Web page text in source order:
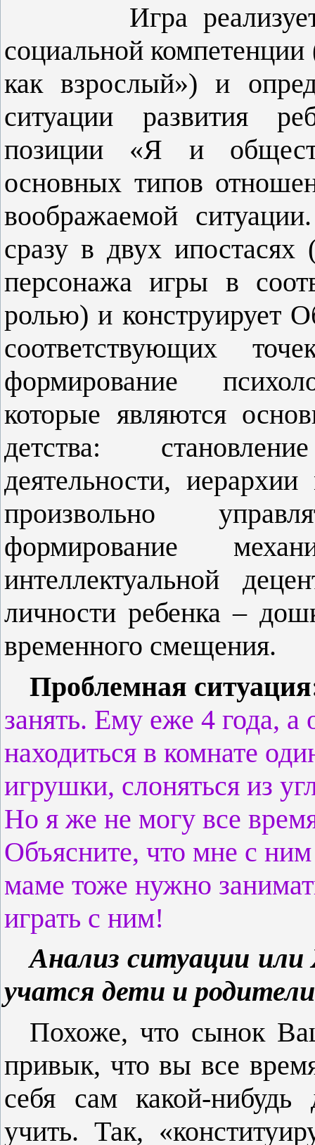
Игра
социальной
как взрослый») и
ситуации развития
позиции «Я и
основных типов
воображаемой
сразу в двух
персонажа игры в
ролью) и конструирует
соответствующих
формирование
которые являются
детства:
деятельности,
произвольно
формирование
интеллектуальной
личности ребенка –
временного смещения.
Проблемная
занять. Ему еже 4 года,
находиться в комнате
игрушки, слоняться из
Но я же не могу все
Объясните, что мне с ним
маме тоже нужно
играть с ним!
Анализ ситуации
учатся дети и
Похоже, что сынок
привык, что вы все
себя сам какой-
учить. Так,